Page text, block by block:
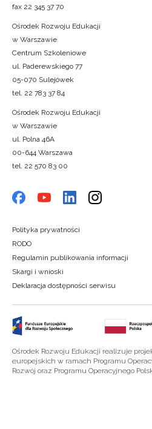
fax 22 345 37 70
Ośrodek Rozwoju Edukacji
w Warszawie
Centrum Szkoleniowe
ul. Paderewskiego 77
05-070 Sulejówek
tel. 22 783 37 84
Ośrodek Rozwoju Edukacji
w Warszawie
ul. Polna 46A
00-644 Warszawa
tel. 22 570 83 00
Polityka prywatności
RODO
Regulamin publikowania informacji
Skargi i wnioski
Deklaracja dostępności serwisu
Ośrodek Rozwoju Edukacji realizuje
europejskich w ramach Programu
Rozwój oraz Programu Operacyjnego